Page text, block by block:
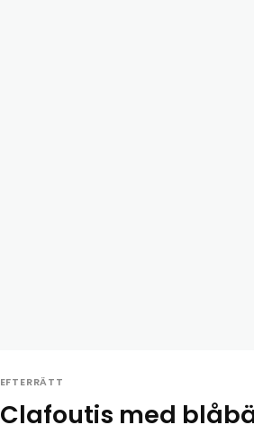
EFTERRÄTT
Clafoutis med